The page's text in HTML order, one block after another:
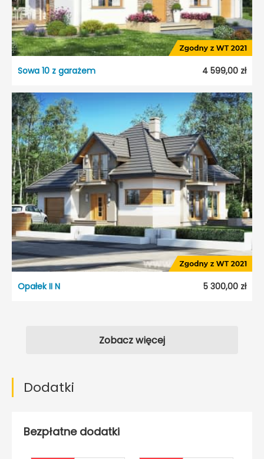
Sowa 10 z garażem 4 599,00 zł
Opałek II N 5 300,00 zł
Zobacz więcej
Dodatki
Bezpłatne dodatki